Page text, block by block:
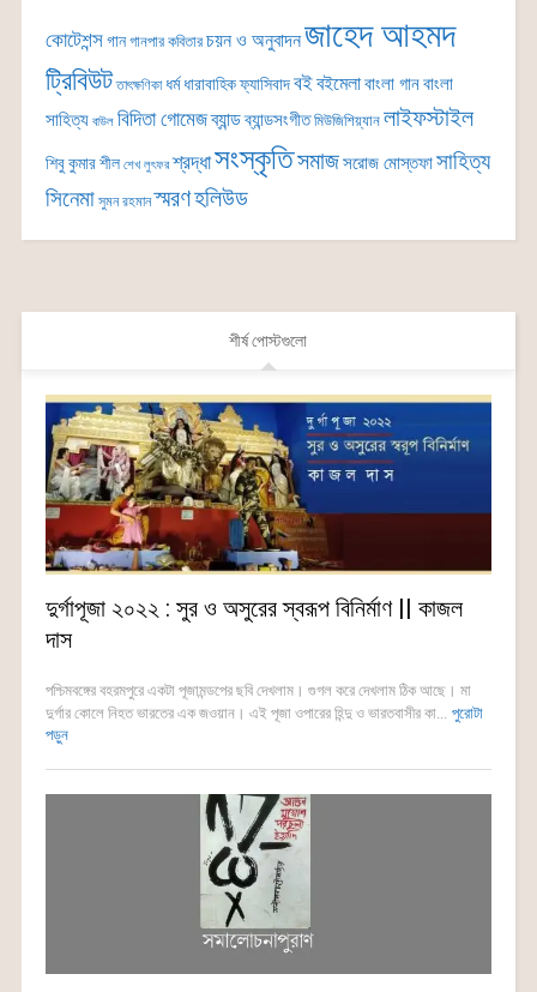
কোটেশন্সগান গানপার কবিতার চয়ন ও অনুবাদনজাহেদ আহমদ
ট্রিবিউট তাৎক্ষণিকা ধর্ম ধারাবাহিকফ্যাসিবাদবইবইমেলাবাংলা গানবাংলা
সাহিত্য বাউল বিদিতা গোমেজব্যান্ডব্যান্ডসংগীত মিউজিশিয়্যান লাইফস্টাইল
শিবু কুমার শীল শেখ লুৎফর শ্রদ্ধাসংস্কৃতিসমাজসরোজ মোস্তফাসাহিত্য
সিনেমা সুমন রহমান স্মরণহলিউড
শীর্ষ পোস্টগুলো
দুর্গাপূজা ২০২২ : সুর ও অসুরের স্বরূপ বিনির্মাণ || কাজল
দাস
পশ্চিমবঙ্গের বহরমপুরে একটা পূজামন্ডপের ছবি দেখলাম। গুগল করে দেখলাম ঠিক আছে। মা
দুর্গার কোলে নিহত ভারতের এক জওয়ান। এই পূজা ওপারের হিন্দু ও ভারতবাসীর কা... পুরোটা
পড়ুন